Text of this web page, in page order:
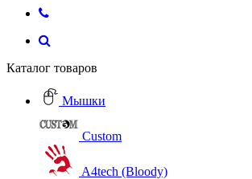
Каталог товаров
Мышки
Custom
A4tech (Bloody)